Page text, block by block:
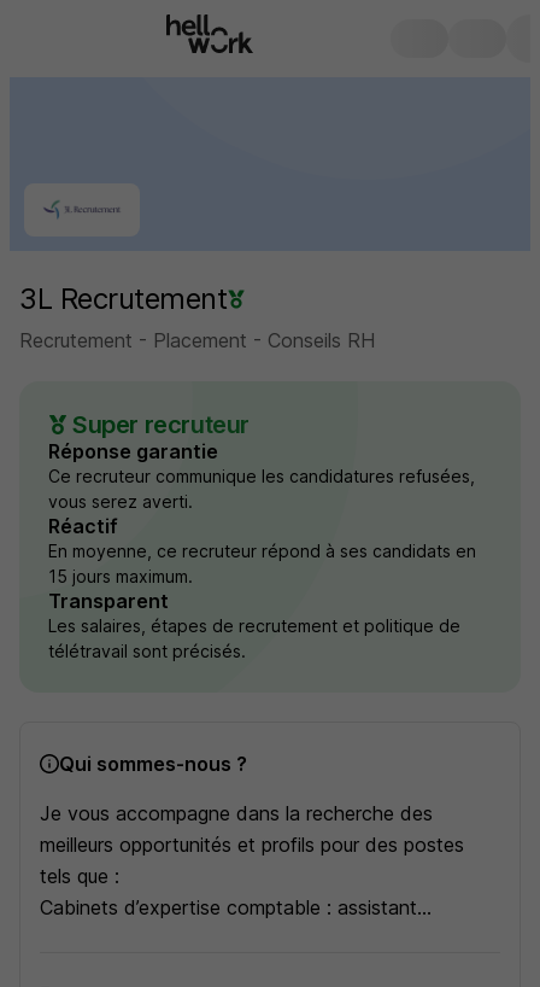
3L Recrutement
Recrutement - Placement - Conseils RH
Super recruteur
Réponse garantie
Ce recruteur communique les candidatures refusées,
vous serez averti.
Réactif
En moyenne, ce recruteur répond à ses candidats en
15 jours maximum.
Transparent
Les salaires, étapes de recrutement et politique de
télétravail sont précisés.
Qui sommes-nous ?
Je vous accompagne dans la recherche des
meilleurs opportunités et profils pour des postes
tels que :
Cabinets d’expertise comptable : assistant